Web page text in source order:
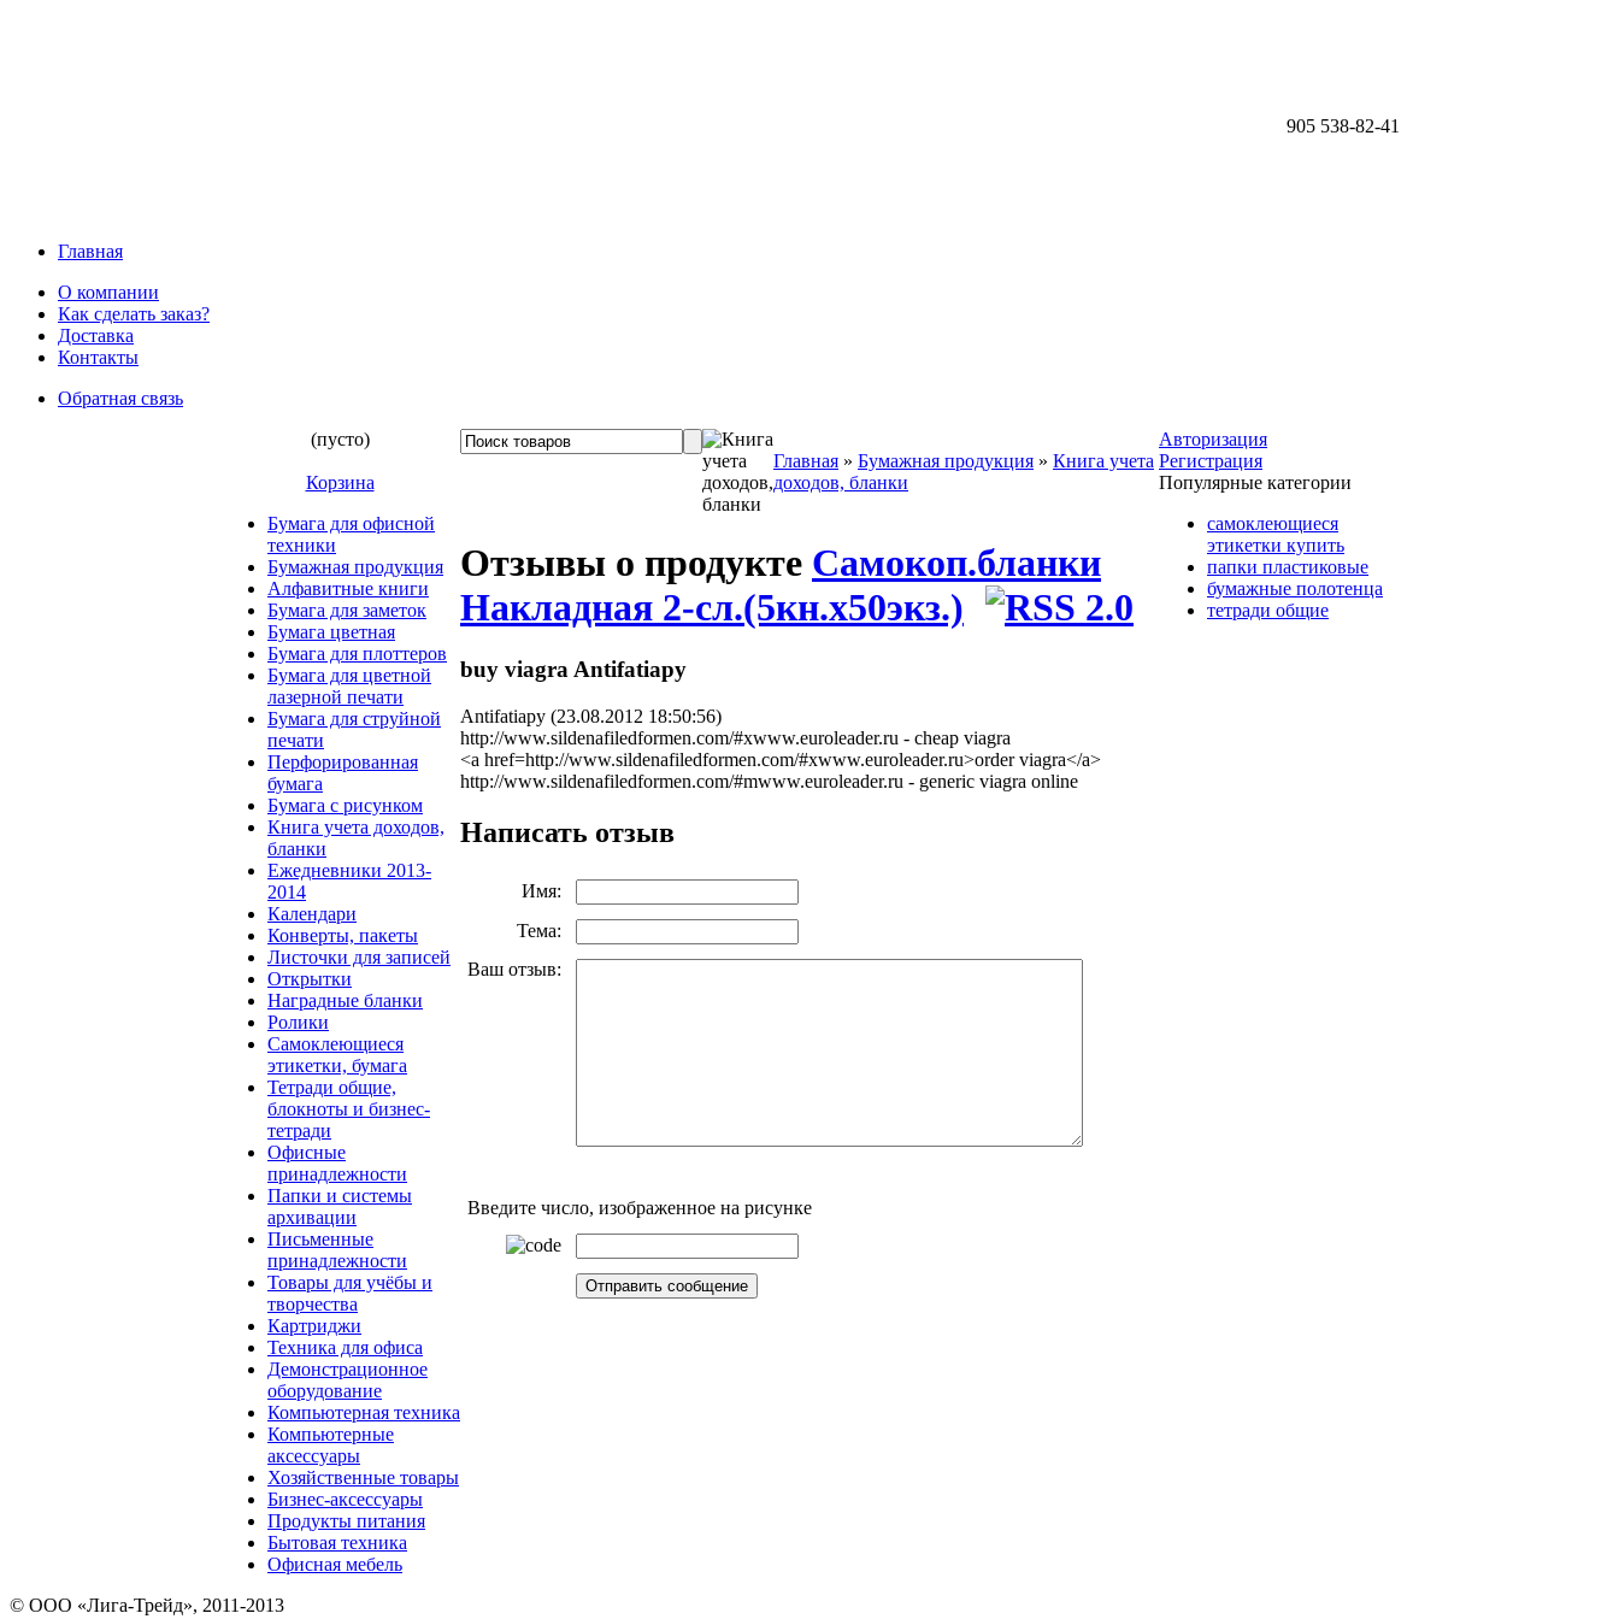
905 538-82-41
Главная
О компании
Как сделать заказ?
Доставка
Контакты
Обратная связь
(пусто)
Корзина
Бумага для офисной
техники
Бумажная продукция
Алфавитные книги
Бумага для заметок
Бумага цветная
Бумага для плоттеров
Бумага для цветной
лазерной печати
Бумага для струйной
печати
Перфорированная
бумага
Бумага с рисунком
Книга учета доходов,
бланки
Ежедневники 2013-
2014
Календари
Конверты, пакеты
Листочки для записей
Открытки
Наградные бланки
Ролики
Cамоклеющиеся
этикетки, бумага
Тетради общие,
блокноты и бизнес-
тетради
Офисные
принадлежности
Папки и системы
архивации
Письменные
принадлежности
Товары для учёбы и
творчества
Картриджи
Техника для офиса
Демонстрационное
оборудование
Компьютерная техника
Компьютерные
аксессуары
Хозяйственные товары
Бизнес-аксессуары
Продукты питания
Бытовая техника
Офисная мебель
Главная » Бумажная продукция » Книга учета
доходов, бланки
Отзывы о продукте Самокоп.бланки
Накладная 2-сл.(5кн.х50экз.)
buy viagra Antifatiapy
Antifatiapy (23.08.2012 18:50:56)
http://www.sildenafiledformen.com/#xwww.euroleader.ru - cheap viagra
<a href=http://www.sildenafiledformen.com/#xwww.euroleader.ru>order viagra</a>
http://www.sildenafiledformen.com/#mwww.euroleader.ru - generic viagra online
Написать отзыв
Имя:
Тема:
Ваш отзыв:
Введите число, изображенное на рисунке
Авторизация
Регистрация
Популярные категории
самоклеющиеся
этикетки купить
папки пластиковые
бумажные полотенца
тетради общие
© ООО «Лига-Трейд», 2011-2013